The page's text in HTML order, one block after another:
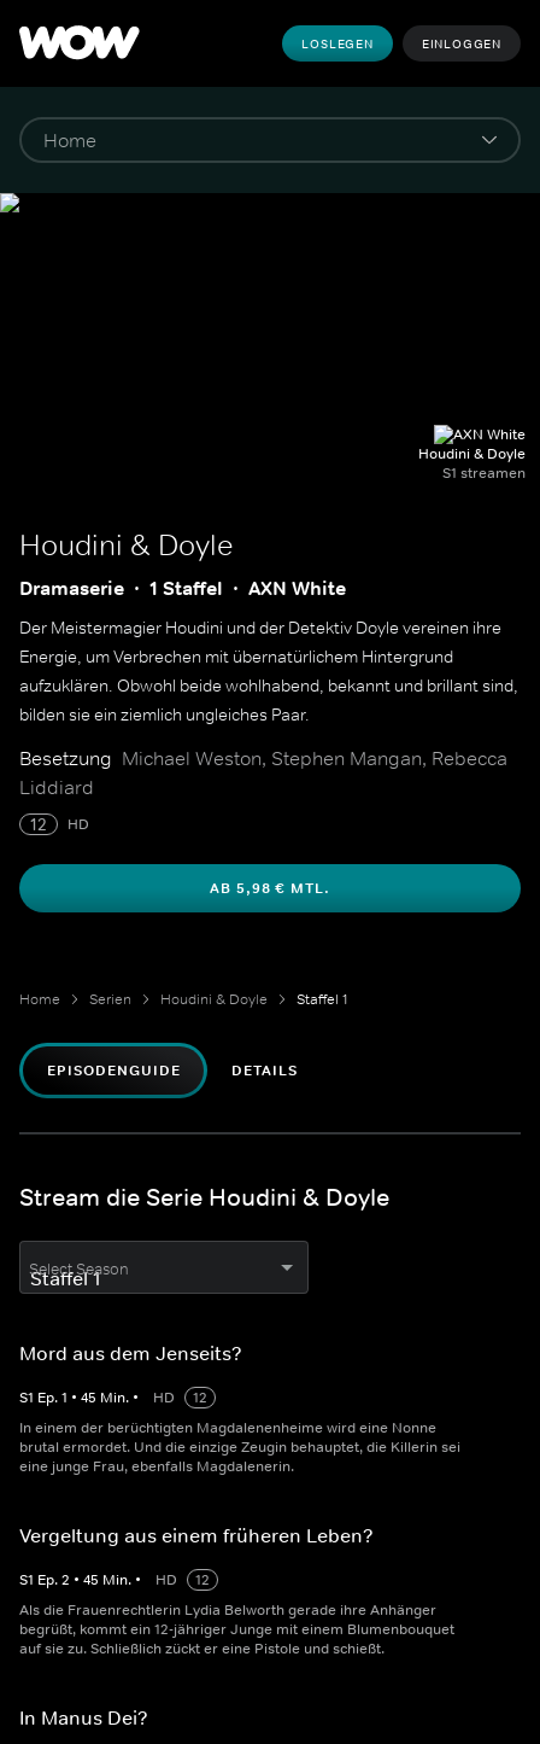
LOSLEGEN EINLOGGEN
Houdini & Doyle
S1 streamen
Houdini & Doyle
Dramaserie 1 Staffel AXN White
Der Meistermagier Houdini und der Detektiv Doyle vereinen ihre
Energie, um Verbrechen mit übernatürlichem Hintergrund
aufzuklären. Obwohl beide wohlhabend, bekannt und brillant sind,
bilden sie ein ziemlich ungleiches Paar.
Besetzung Michael Weston, Stephen Mangan, Rebecca
Liddiard
12 HD
AB 5,98 € MTL.
Home Serien Houdini & Doyle Staffel 1
EPISODENGUIDE DETAILS
Stream die Serie Houdini & Doyle
Select Season
Mord aus dem Jenseits?
S1 Ep.1 • 45 Min. • HD
12
In einem der berüchtigten Magdalenenheime wird eine Nonne
brutal ermordet. Und die einzige Zeugin behauptet, die Killerin sei
eine junge Frau, ebenfalls Magdalenerin.
Vergeltung aus einem früheren Leben?
S1 Ep.2 • 45 Min. • HD
12
Als die Frauenrechtlerin Lydia Belworth gerade ihre Anhänger
begrüßt, kommt ein 12-jähriger Junge mit einem Blumenbouquet
auf sie zu. Schließlich zückt er eine Pistole und schießt.
In Manus Dei?